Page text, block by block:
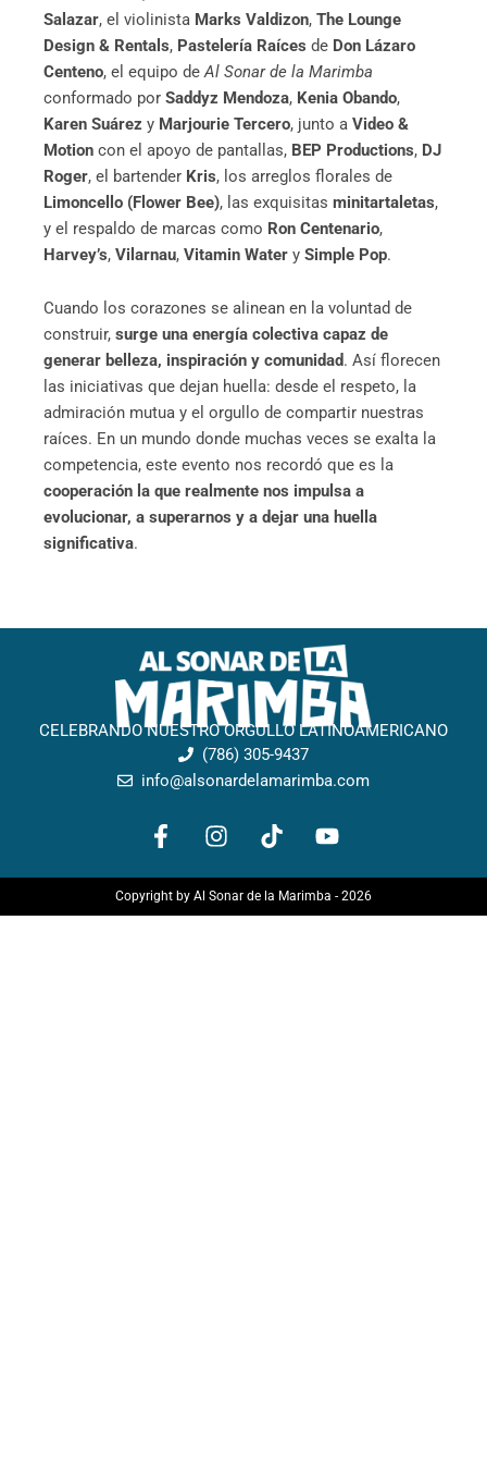
Salazar, el violinista Marks Valdizon, The Lounge
Design & Rentals, Pastelería Raíces de Don Lázaro
Centeno, el equipo deAl Sonar de la Marimba
conformado por Saddyz Mendoza, Kenia Obando,
Karen Suárez y Marjourie Tercero, junto a Video &
Motion con el apoyo de pantallas, BEP Productions, DJ
Roger, el bartender Kris, los arreglos florales de
Limoncello (Flower Bee), las exquisitas minitartaletas,
y el respaldo de marcas como Ron Centenario,
Harvey’s, Vilarnau, Vitamin Water y Simple Pop.
Cuando los corazones se alinean en la voluntad de
construir, surge una energía colectiva capaz de
generar belleza, inspiración y comunidad. Así florecen
las iniciativas que dejan huella: desde el respeto, la
admiración mutua y el orgullo de compartir nuestras
raíces. En un mundo donde muchas veces se exalta la
competencia, este evento nos recordó que es la
cooperación la que realmente nos impulsa a
evolucionar, a superarnos y a dejar una huella
significativa.
CELEBRANDO NUESTRO ORGULLO LATINOAMERICANO
(786) 305-9437
info@alsonardelamarimba.com
F
a
c
e
b
I
n
s
t
a
T
i
k
t
o
Y
o
u
t
u
Copyright by Al Sonar de la Marimba - 2026